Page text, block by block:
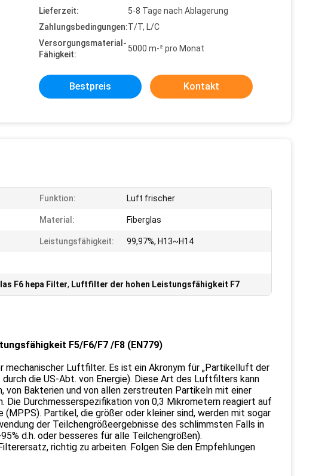
Lieferzeit:
5-8 Tage nach Ablagerung
Zahlungsbedingungen:T/T, L/C
Versorgungsmaterial-
Fähigkeit:
5000 m-² pro Monat
Bestpreis Kontakt
Funktion: Luft frischer
Material: Fiberglas
Leistungsfähigkeit: 99,97%, H13~H14
F6 hepa Filter, Luftfilter der hohen Leistungsfähigkeit F7
F5/F6/F7 /F8 (EN779)
Luftfilter. Es ist ein Akronym für „Partikelluft der
die US-Abt. von Energie). Diese Art des Luftfilters kann
von Bakterien und von allen zerstreuten Partikeln mit einer
Durchmesserspezifikation von 0,3 Mikrometern reagiert auf
Partikel, die größer oder kleiner sind, werden mit sogar
der Teilchengrößeergebnisse des schlimmsten Falls in
d.h. oder besseres für alle Teilchengrößen).
richtig zu arbeiten. Folgen Sie den Empfehlungen